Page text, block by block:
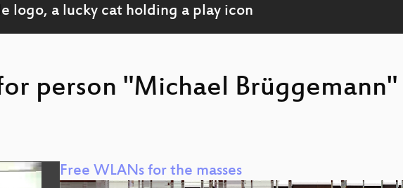
person "Michael
Free WLANs for the masses